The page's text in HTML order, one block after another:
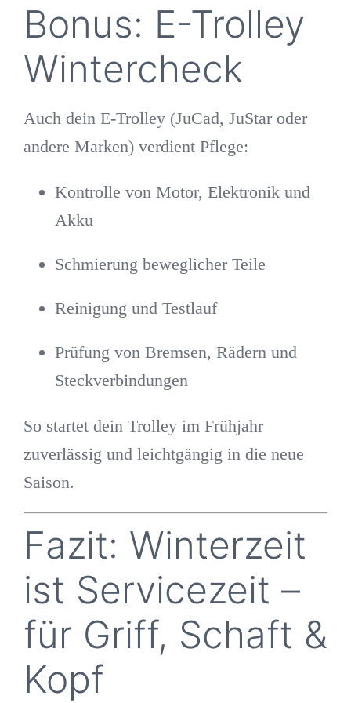
Bonus: E-Trolley
Wintercheck
Auch dein E-Trolley (JuCad, JuStar oder
andere Marken) verdient Pflege:
Kontrolle von Motor, Elektronik und
Akku
Schmierung beweglicher Teile
Reinigung und Testlauf
Prüfung von Bremsen, Rädern und
Steckverbindungen
So startet dein Trolley im Frühjahr
zuverlässig und leichtgängig in die neue
Saison.
Fazit: Winterzeit
ist Servicezeit –
für Griff, Schaft &
Kopf